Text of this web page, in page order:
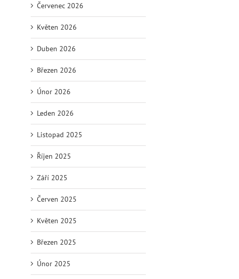
Červenec 2026
Květen 2026
Duben 2026
Březen 2026
Únor 2026
Leden 2026
Listopad 2025
Říjen 2025
Září 2025
Červen 2025
Květen 2025
Březen 2025
Únor 2025